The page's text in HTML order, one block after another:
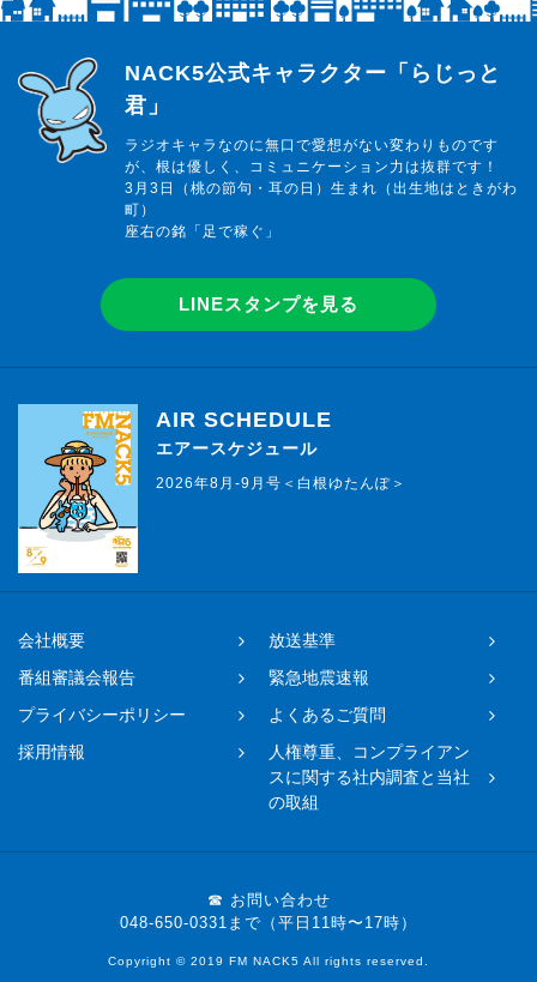
らじっと君
NACK5公式キャラクター「らじっと
君」
ラジオキャラなのに無口で愛想がない変わりものです
が、根は優しく、コミュニケーション力は抜群です！
3月3日（桃の節句・耳の日）生まれ（出生地はときがわ
町）
座右の銘「足で稼ぐ」
LINEスタンプを見る
AIR SCHEDULE
エアースケジュール
2026年8月-9月号＜白根ゆたんぽ＞
会社概要
放送基準
番組審議会報告
緊急地震速報
プライバシーポリシー
よくあるご質問
採用情報
人権尊重、コンプライアン
スに関する社内調査と当社
の取組
☎ お問い合わせ
048-650-0331まで（平日11時〜17時）
Copyright © 2019 FM NACK5 All rights reserved.